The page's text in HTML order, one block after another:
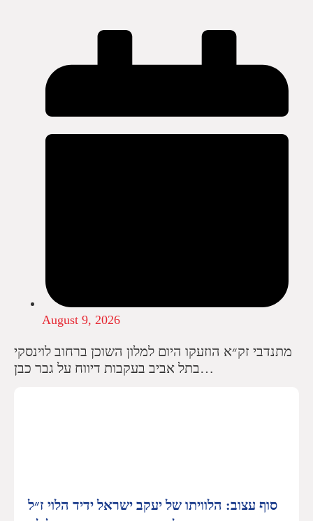
August 9, 2026
מתנדבי זק״א הוזעקו היום למלון השוכן ברחוב לוינסקי
בתל אביב בעקבות דיווח על גבר כבן…
סוף עצוב: הלוויתו של יעקב ישראל ידיד הלוי ז״ל